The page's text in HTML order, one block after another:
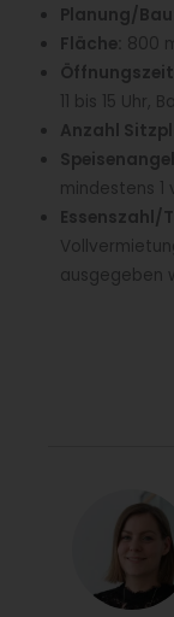
Planung/
Fläche: 800
11 bis 15 Uhr,
Anzahl
mindestens
Essenszahl/
ausgegeben